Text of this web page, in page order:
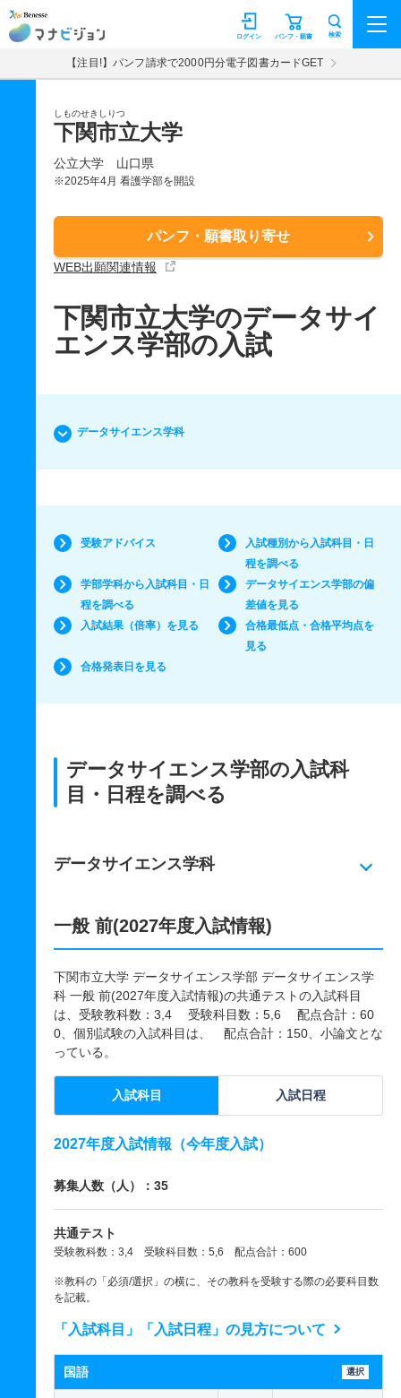
マナビジョン パンフ・願書
ログイン 検索
【注目!】パンフ請求で2000円分電子図書カードGET
しものせきしりつ
下関市立大学
公立大学 山口県
※2025年4月 看護学部を開設
パンフ・願書取り寄せ
WEB出願関連情報
下関市立大学のデータサイ
エンス学部の入試
データサイエンス学科
受験アドバイス
入試種別から入試科目・日
程を調べる
学部学科から入試科目・日
程を調べる
データサイエンス学部の偏
差値を見る
入試結果（倍率）を見る
合格最低点・合格平均点を
見る
合格発表日を見る
データサイエンス学部の入試科
目・日程を調べる
データサイエンス学科
一般 前(2027年度入試情報)
下関市立大学 データサイエンス学部 データサイエンス学
科 一般 前(2027年度入試情報)の共通テストの入試科目
は、受験教科数：3,4 受験科目数：5,6 配点合計：60
0、個別試験の入試科目は、 配点合計：150、小論文とな
っている。
入試科目 入試日程
2027年度入試情報（今年度入試）
募集人数（人）：35
共通テスト
受験教科数：3,4 受験科目数：5,6 配点合計：600
※教科の「必須/選択」の横に、その教科を受験する際の必要科目数
を記載。
「入試科目」「入試日程」の見方について
国語 選択